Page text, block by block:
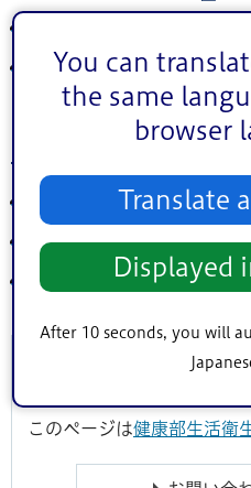
You can
the same
browser
Translate
Displayed
After 10 seconds, you will
診療科目：内科、呼吸器内
きうち内科クリニック
本一色3丁目39番2号
電話：03-3655-0600
診療科目：内科、アレルギ
このページに関するお
このページは健康部生活衛